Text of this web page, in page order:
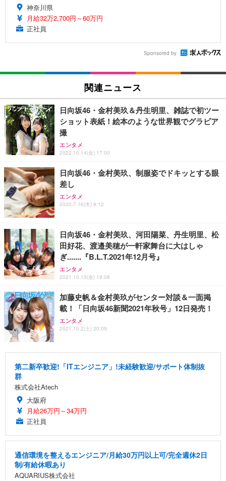
神奈川県
月給32万2,700円～60万円
正社員
Sponsored by
関連ニュース
日向坂46・金村美玖＆丹生明里、雑誌で初ツー
ショット表紙！絵本のような世界観でグラビア
撮
エンタメ
2022.10.14(金) 17:00
日向坂46・金村美玖、制服姿でドキッとする眼
差し
エンタメ
2020.7.16(木) 9:12
日向坂46・金村美玖、河田陽菜、丹生明里、松
田好花、渡邉美穂が一軒家舞台に大はしゃ
ぎ.......『B.L.T.2021年12月号』
エンタメ
2021.10.15(金) 19:08
加藤史帆＆金村美玖がセンター対談＆一面掲
載！「日向坂46新聞2021年秋号」12日発売！
エンタメ
2021.10.2(土) 20:09
第二新卒歓迎!「ITエンジニア」!未経験歓迎/サポート体制抜
群
株式会社Atech
大阪府
月給26万円～34万円
正社員
通信環境を整えるエンジニア/月給30万円以上可/完全週休2日
制/有給休暇あり
AQUARIUS株式会社